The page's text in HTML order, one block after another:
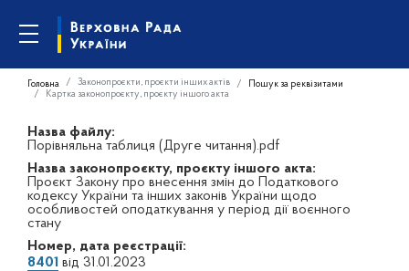
Головна Законопроєкти, проєкти інших актів
Пошук за реквізитами
Картка законопроєкту, проєкту іншого акта
Назва файлу:
Порівняльна таблиця (Друге читання).pdf
Назва законопроєкту, проєкту іншого акта:
Проєкт Закону про внесення змін до Податкового
кодексу України та інших законів України щодо
особливостей оподаткування у період дії воєнного
стану
Номер, дата реєстрації:
8401 від 31.01.2023